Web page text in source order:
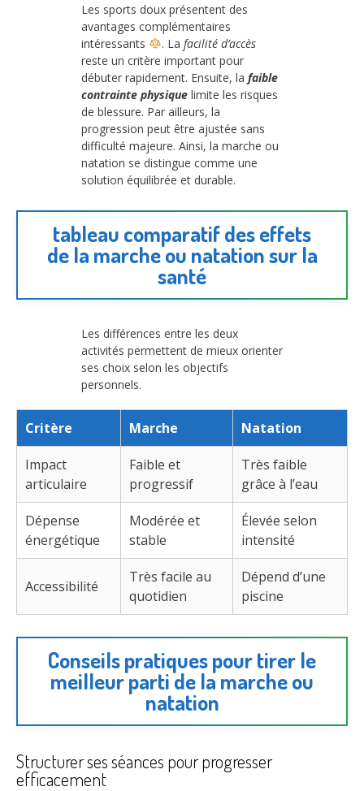
Les sports doux présentent des
avantages complémentaires
intéressants
. La facilité d’accès
reste un critère important pour
débuter rapidement. Ensuite, la faible
contrainte physique limite les risques
de blessure. Par ailleurs, la
progression peut être ajustée sans
difficulté majeure. Ainsi, la marche ou
natation se distingue comme une
solution équilibrée et durable.
tableau comparatif des effets
de la marche ou natation sur la
santé
Les différences entre les deux
activités permettent de mieux orienter
ses choix selon les objectifs
personnels.
Critère Marche Natation
Impact
articulaire
Faible et
progressif
Très faible
grâce à l’eau
Dépense
énergétique
Modérée et
stable
Élevée selon
intensité
Accessibilité
Très facile au
quotidien
Dépend d’une
piscine
Conseils pratiques pour tirer le
meilleur parti de la marche ou
natation
Structurer ses séances pour progresser
efficacement